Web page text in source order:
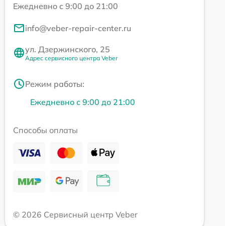
Ежедневно с 9:00 до 21:00
info@veber-repair-center.ru
ул. Дзержинского, 25
Адрес сервисного центра Veber
Режим работы:
Ежедневно с 9:00 до 21:00
Способы оплаты
© 2026 Сервисный центр Veber